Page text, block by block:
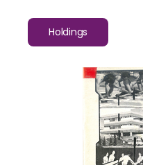
Holdings